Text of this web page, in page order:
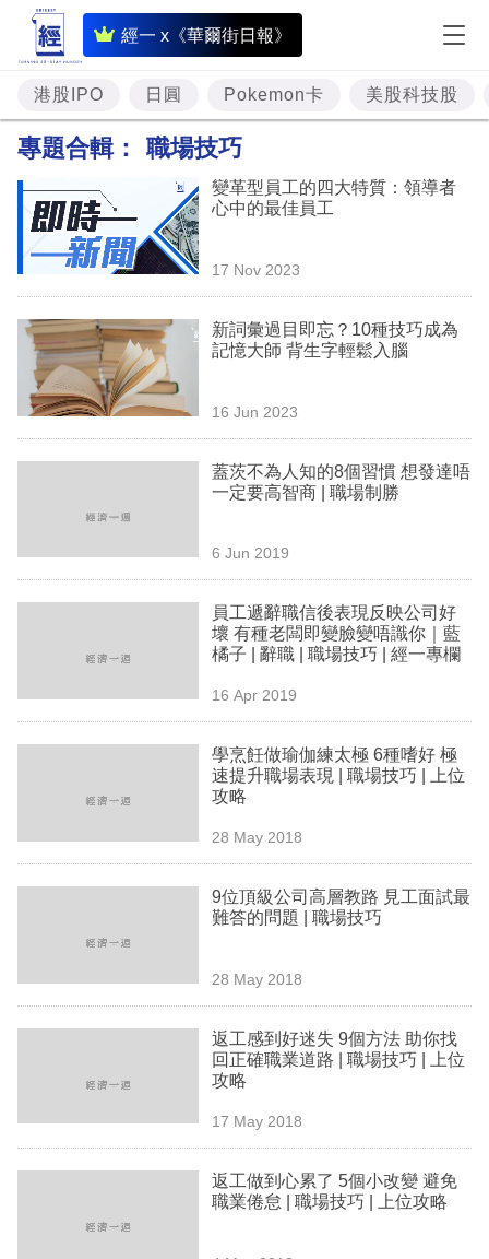
經一 x《華爾街日報》
即
時
財
經
投
資
樓
市
理
技
生
欄
區
港股IPO 日圓 Pokemon卡 美股科技股
專題合輯： 職場技巧
變革型員工的四大特質：領導者
心中的最佳員工
17 Nov 2023
新詞彙過目即忘？10種技巧成為
記憶大師 背生字輕鬆入腦
16 Jun 2023
蓋茨不為人知的8個習慣 想發達唔
一定要高智商 | 職場制勝
6 Jun 2019
員工遞辭職信後表現反映公司好
壞 有種老闆即變臉變唔識你｜藍
橘子 | 辭職 | 職場技巧 | 經一專欄
16 Apr 2019
學烹飪做瑜伽練太極 6種嗜好 極
速提升職場表現 | 職場技巧 | 上位
攻略
28 May 2018
9位頂級公司高層教路 見工面試最
難答的問題 | 職場技巧
28 May 2018
返工感到好迷失 9個方法 助你找
回正確職業道路 | 職場技巧 | 上位
攻略
17 May 2018
返工做到心累了 5個小改變 避免
職業倦怠 | 職場技巧 | 上位攻略